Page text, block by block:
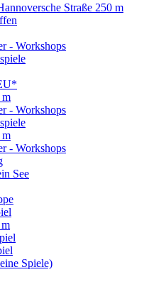
Straße 250 m
- Workshops
m
- Workshops
m
- Workshops
See
Spiele)